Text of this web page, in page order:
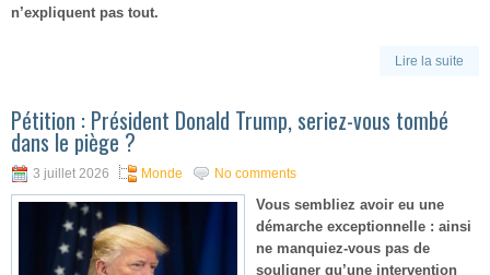
n’expliquent pas tout.
Lire la suite
Pétition : Président Donald Trump, seriez-vous tombé
dans le piège ?
3 juillet 2026 Monde No comments
Vous sembliez avoir eu une
démarche exceptionnelle : ainsi
ne manquiez-vous pas de
souligner qu’une intervention